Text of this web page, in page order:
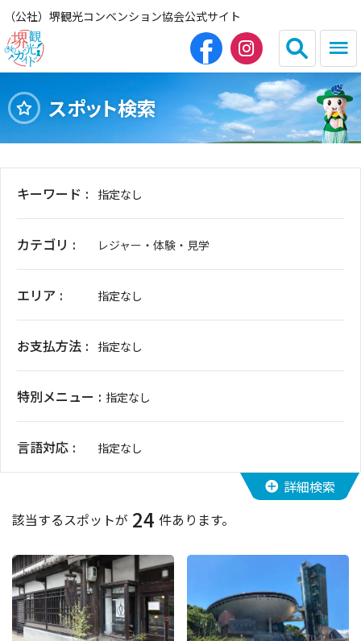
（公社）堺観光コンベンション協会公式サイト
English 简体中文
観光スポット
グルメ
宿泊
イベント情報
サイクリングさかい
堺観光レンタサイクル
モデルコース
体験プラン・ツアー
スポット検索
キーワード 指定なし
カテゴリ レジャー・体験・見学
エリア 指定なし
お支払方法 指定なし
特別メニュー 指定なし
言語対応 指定なし
詳細検索
該当するスポットが 24 件あります。